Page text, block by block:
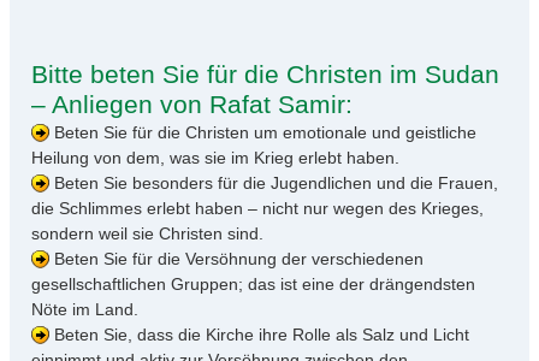
Bitte beten Sie für die Christen im Sudan
– Anliegen von Rafat Samir:
Beten Sie für die Christen um emotionale und geistliche
Heilung von dem, was sie im Krieg erlebt haben.
Beten Sie besonders für die Jugendlichen und die Frauen,
die Schlimmes erlebt haben – nicht nur wegen des Krieges,
sondern weil sie Christen sind.
Beten Sie für die Versöhnung der verschiedenen
gesellschaftlichen Gruppen; das ist eine der drängendsten
Nöte im Land.
Beten Sie, dass die Kirche ihre Rolle als Salz und Licht